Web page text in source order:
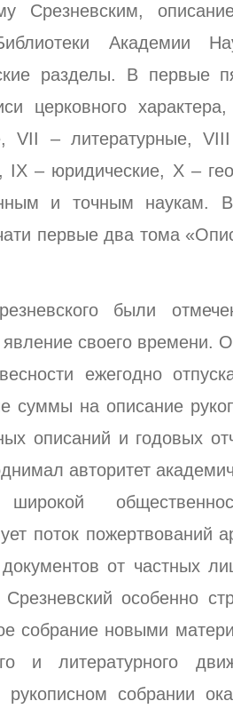
Срезневским,
Академии
разделы. В первые
церковного
VII – литературные,
IX – юридические, X –
и точным наукам.
первые два тома
были
своего времени.
ежегодно
суммы на описание
описаний и годовых
авторитет
поток пожертвований
от частных
Срезневский особенно
собрание новыми
и литературного
рукописном собрании